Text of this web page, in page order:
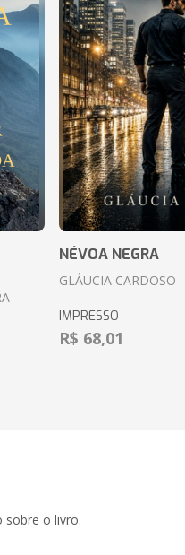
NÉVOA NEGRA
GLÁUCIA CARDOSO
IMPRESSO
R$ 68,01
sobre o livro.